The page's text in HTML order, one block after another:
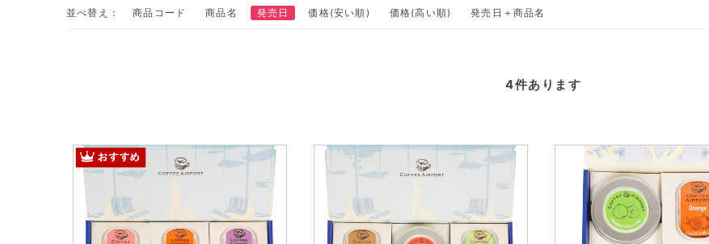
並べ替え： 商品コード 商品名 発売日 価格(安い順) 価格(高い順) 発売日＋商品名
4件あります